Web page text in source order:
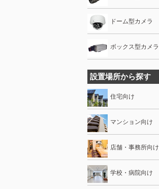
ドーム型カメラ
ボックス型カメラ
設置場所から探す
住宅向け
マンション向け
店舗・事務所向け
学校・病院向け